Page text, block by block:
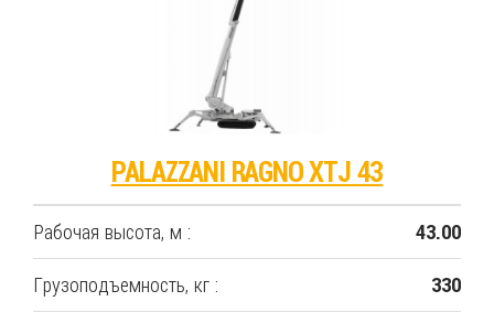
PALAZZANI RAGNO XTJ 43
Рабочая высота, м : 43.00
Грузоподъемность, кг : 330